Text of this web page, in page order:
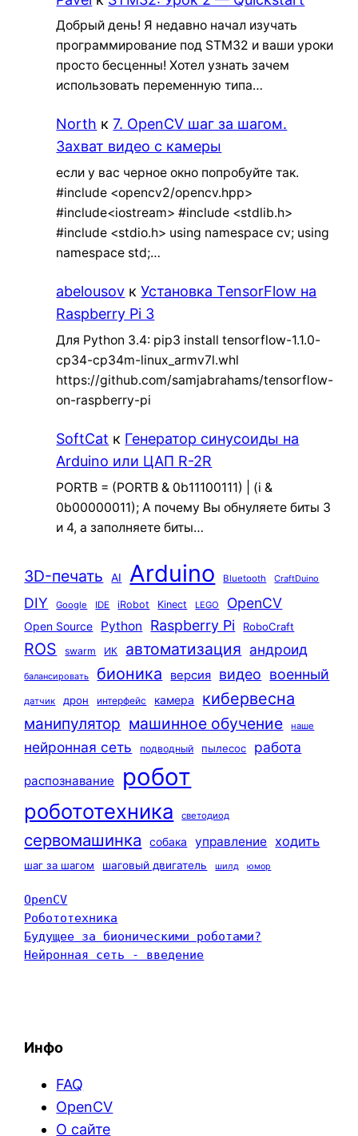
Добрый день! Я недавно начал изучать
программирование под STM32 и ваши уроки
просто бесценны! Хотел узнать зачем
использовать переменную типа…
North к7. OpenCV шаг за шагом.
Захват видео с камеры
если у вас черное окно попробуйте так.
#include <opencv2/opencv.hpp>
#include<iostream> #include <stdlib.h>
#include <stdio.h> using namespace cv; using
namespace std;…
abelousov кУстановка TensorFlow на
Raspberry Pi 3
Для Python 3.4: pip3 install tensorflow-1.1.0-
cp34-cp34m-linux_armv7l.whl
https://github.com/samjabrahams/tensorflow-
on-raspberry-pi
SoftCat к Генератор синусоиды на
Arduino или ЦАП R-2R
PORTB = (PORTB & 0b11100111) | (i &
0b00000011); А почему Вы обнуляете биты 3
и 4, а заполняете биты…
3D-печать AI Arduino Bluetooth CraftDuino
DIY Google IDE iRobot Kinect LEGO OpenCV
Open Source Python Raspberry Pi RoboCraft
ROS swarm ИК автоматизация андроид
балансировать бионика версия видео военный
датчик дрон интерфейс камера кибервесна
манипулятор машинное обучение наше
нейронная сеть подводный пылесос работа
распознавание робот
робототехника светодиод
сервомашинка собака управление ходить
шаг за шагом шаговый двигатель шилд юмор
OpenCV
Робототехника
Будущее за бионическими роботами?
Нейронная сеть - введение
Инфо
FAQ
OpenCV
О сайте